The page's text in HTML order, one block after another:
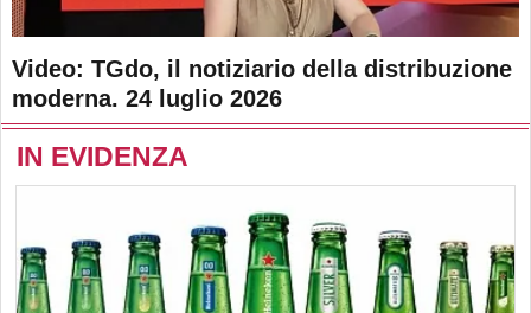
Video: TGdo, il notiziario della distribuzione
moderna. 24 luglio 2026
IN EVIDENZA